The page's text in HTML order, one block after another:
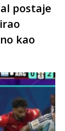
postaje
kao